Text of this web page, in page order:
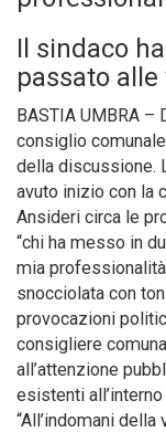
Il sindaco
passato
BASTIA UMBRA
consiglio
della discussione.
avuto inizio con la
Ansideri circa le
“chi ha messo in
mia
snocciolata con
provocazioni
consigliere
all’attenzione
esistenti
“All’indomani